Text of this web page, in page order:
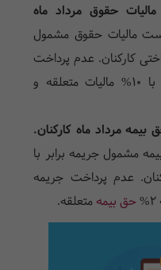
حقوق مرداد ماه
مالیات حقوق مشمول
حقوق پرداختی کارکنان. عدم پرداخت
جریمه مشمول جریمه برابر با 10% مالیات متعلقه و
مشمول جریمه برابر با
عدم پرداخت جریمه
حق بیمهمتعلقه.